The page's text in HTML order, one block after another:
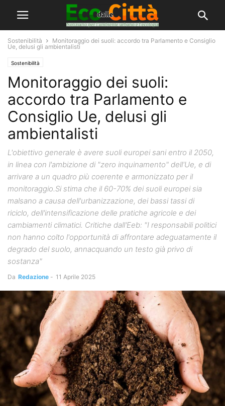
Sostenibilità
Monitoraggio dei suoli: accordo tra Parlamento e Consiglio
Ue, delusi gli ambientalisti
Sostenibilità
Monitoraggio dei suoli:
accordo tra Parlamento e
Consiglio Ue, delusi gli
ambientalisti
L'obiettivo generale è avere suoli europei sani entro il 2050,
in linea con l'ambizione di "zero inquinamento" dell'Ue, e di
arrivare a un quadro più coerente e armonizzato per il
monitoraggio.Si stima che il 60-70% dei suoli europei sia
malsano a causa dell'urbanizzazione, dei bassi tassi di
riciclo, dell'intensificazione delle pratiche agricole e dei
cambiamenti climatici. Critiche dall'Eeb: "I responsabili politici
non hanno colto l'opportunità di affrontare adeguatamente il
degrado del suolo, annacquando un testo già privo di
sostanza"
Da Redazione - 11 Aprile 2025